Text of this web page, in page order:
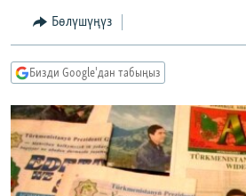
МАДАНИЯТ
ТВ ПРОГРАММАЛАР
ЭКСПЕРТТЕР ТАЛДАЙТ
БИЗ ЖАНА ДҮЙНӨ
ДАНИСТЕ
ЭЖЕ-СИҢДИЛЕР
ӨЗГӨЧӨ ПИКИР
Русский
ОНЛАЙН ШЕРИНЕ
Бөлүшүңүз
Бизди Google'дан табыңыз